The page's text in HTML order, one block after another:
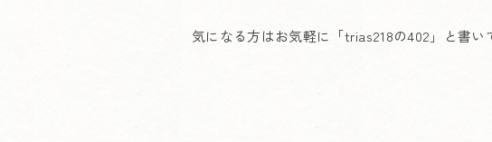
気になる方はお気軽に「trias218の402」と書